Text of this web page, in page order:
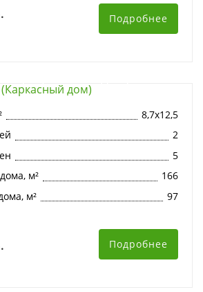
Подробнее
8,7х12,5
2
5
м²
166
м²
97
Подробнее